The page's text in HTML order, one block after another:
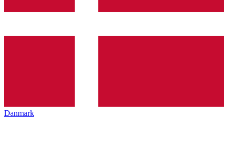
Danmark